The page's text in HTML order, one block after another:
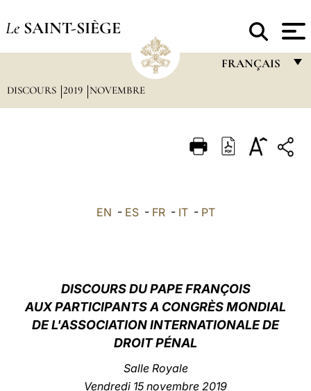
Le SAINT-SIÈGE
FRANÇAIS
ITALIANO
中文
LATINE
DISCOURS 2019 NOVEMBRE
EN - ES- FR- IT- PT
DISCOURS DU PAPE FRANÇOIS
AUX PARTICIPANTS A CONGRÈS MONDIAL
DE L'ASSOCIATION INTERNATIONALE DE
DROIT PÉNAL
Salle Royale
Vendredi 15 novembre 2019